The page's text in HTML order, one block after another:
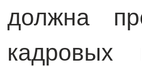
должна
кадровых